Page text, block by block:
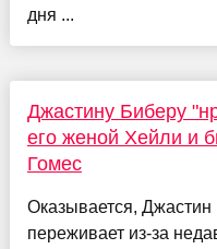
дня ...
Джастину Биберу
его женой Хейли и
Гомес
Оказывается, Джастин
переживает из-за